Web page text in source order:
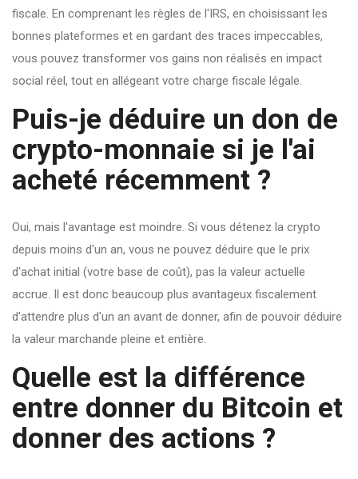
fiscale. En comprenant les règles de l'IRS, en choisissant les
bonnes plateformes et en gardant des traces impeccables,
vous pouvez transformer vos gains non réalisés en impact
social réel, tout en allégeant votre charge fiscale légale.
Puis-je déduire un don de
crypto-monnaie si je l'ai
acheté récemment ?
Oui, mais l'avantage est moindre. Si vous détenez la crypto
depuis moins d'un an, vous ne pouvez déduire que le prix
d'achat initial (votre base de coût), pas la valeur actuelle
accrue. Il est donc beaucoup plus avantageux fiscalement
d'attendre plus d'un an avant de donner, afin de pouvoir déduire
la valeur marchande pleine et entière.
Quelle est la différence
entre donner du Bitcoin et
donner des actions ?